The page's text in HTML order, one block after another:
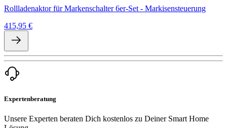
Rollladenaktor für Markenschalter 6er-Set - Markisensteuerung
415,95 €
Expertenberatung
Unsere Experten beraten Dich kostenlos zu Deiner Smart Home